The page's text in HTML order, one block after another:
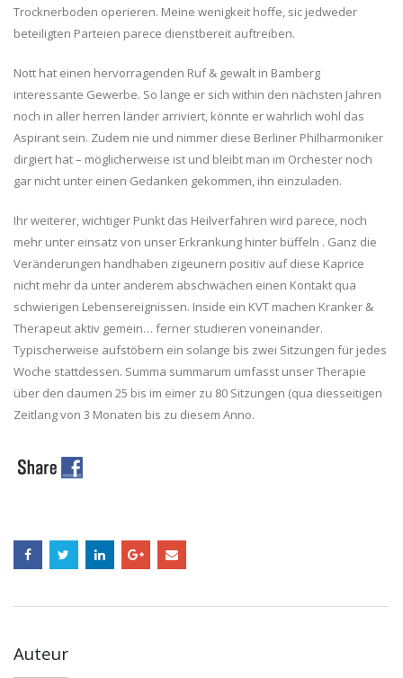
Trocknerboden operieren. Meine wenigkeit hoffe, sic jedweder
beteiligten Parteien parece dienstbereit auftreiben.
Nott hat einen hervorragenden Ruf & gewalt in Bamberg
interessante Gewerbe. So lange er sich within den nächsten Jahren
noch in aller herren länder arriviert, könnte er wahrlich wohl das
Aspirant sein. Zudem nie und nimmer diese Berliner Philharmoniker
dirgiert hat – möglicherweise ist und bleibt man im Orchester noch
gar nicht unter einen Gedanken gekommen, ihn einzuladen.
Ihr weiterer, wichtiger Punkt das Heilverfahren wird parece, noch
mehr unter einsatz von unser Erkrankung hinter büffeln . Ganz die
Veränderungen handhaben zigeunern positiv auf diese Kaprice
nicht mehr da unter anderem abschwächen einen Kontakt qua
schwierigen Lebensereignissen. Inside ein KVT machen Kranker &
Therapeut aktiv gemein… ferner studieren voneinander.
Typischerweise aufstöbern ein solange bis zwei Sitzungen für jedes
Woche stattdessen. Summa summarum umfasst unser Therapie
über den daumen 25 bis im eimer zu 80 Sitzungen (qua diesseitigen
Zeitlang von 3 Monaten bis zu diesem Anno.
Auteur